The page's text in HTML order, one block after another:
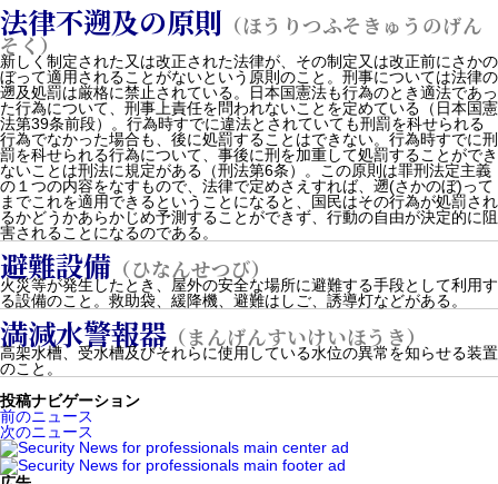
法律不遡及の原則 （ほうりつふそきゅうのげん
そく）
新しく制定された又は改正された法律が、その制定又は改正前にさかの
ぼって適用されることがないという原則のこと。刑事については法律の
遡及処罰は厳格に禁止されている。日本国憲法も行為のとき適法であっ
た行為について、刑事上責任を問われないことを定めている（日本国憲
法第39条前段）。行為時すでに違法とされていても刑罰を科せられる
行為でなかった場合も、後に処罰することはできない。行為時すでに刑
罰を科せられる行為について、事後に刑を加重して処罰することができ
ないことは刑法に規定がある（刑法第6条）。この原則は罪刑法定主義
の１つの内容をなすもので、法律で定めさえすれば、遡(さかのぼ)って
までこれを適用できるということになると、国民はその行為が処罰され
るかどうかあらかじめ予測することができず、行動の自由が決定的に阻
害されることになるのである。
避難設備 （ひなんせつび）
火災等が発生したとき、屋外の安全な場所に避難する手段として利用す
る設備のこと。救助袋、緩降機、避難はしご、誘導灯などがある。
満減水警報器 （まんげんすいけいほうき）
高架水槽、受水槽及びそれらに使用している水位の異常を知らせる装置
のこと。
投稿ナビゲーション
前のニュース
次のニュース